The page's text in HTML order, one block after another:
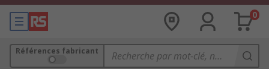
0
Références fabricant